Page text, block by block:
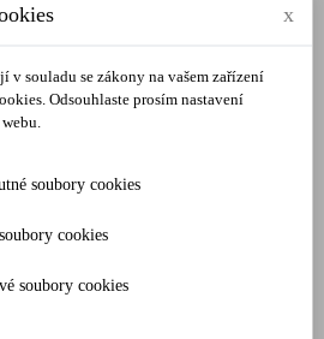
minut
x
v souladu se zákony na vašem zařízení
Odsouhlaste prosím nastavení
soubory cookies
cookies
soubory cookies